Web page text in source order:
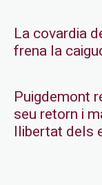
La covardia
frena la
Puigdemont
seu retorn i
llibertat dels